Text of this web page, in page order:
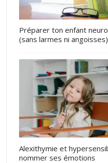
Préparer ton enfant
(sans larmes ni angoisses)
Alexithymie et
nommer ses émotions